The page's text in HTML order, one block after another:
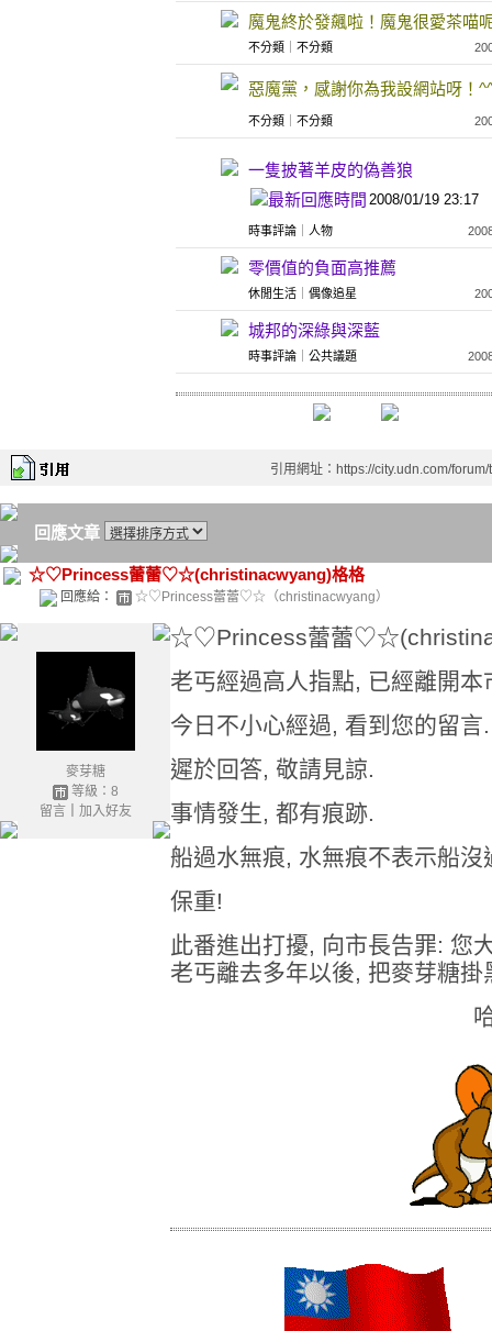
魔鬼終於發飆啦！魔鬼很愛茶喵
不分類 不分類
惡魔黨，感謝你為我設網站呀！
不分類 不分類
一隻披著羊皮的偽善狼
2008/01/19 23:17
時事評論 人物
零價值的負面高推薦
休閒生活 偶像追星
城邦的深綠與深藍
時事評論 公共議題
引用網址：https://city.udn.com/
回應文章
☆♡Princess蕾蕾♡☆(christinacwyang)格格
回應給： ☆♡Princess蕾蕾♡☆（christinacwyang）
麥芽糖
等級：8
留言｜ 加入好友
☆♡Princess蕾蕾
老丐經過高人指點, 已經離開本
今日不小心經過, 看到您的留言.
遲於回答, 敬請見諒.
事情發生, 都有痕跡.
船過水無痕, 水無痕不表示船沒
保重!
此番進出打擾, 向市長告罪: 您
老丐離去多年以後, 把麥芽糖掛